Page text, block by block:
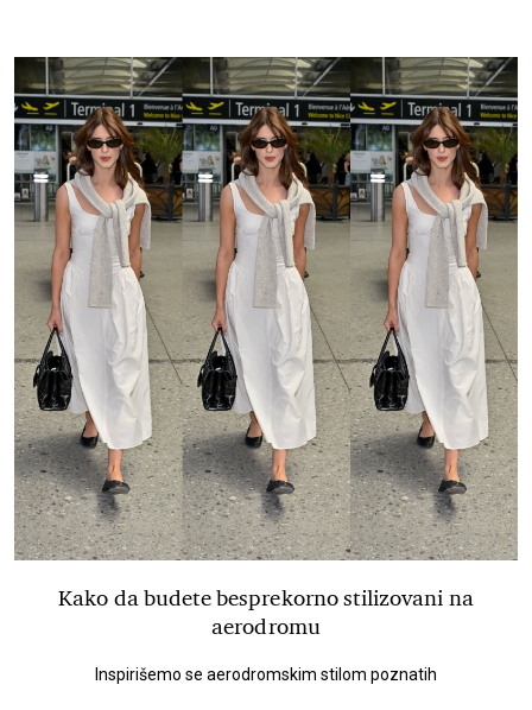
Kako da budete besprekorno stilizovani na
aerodromu
Inspirišemo se aerodromskim stilom poznatih